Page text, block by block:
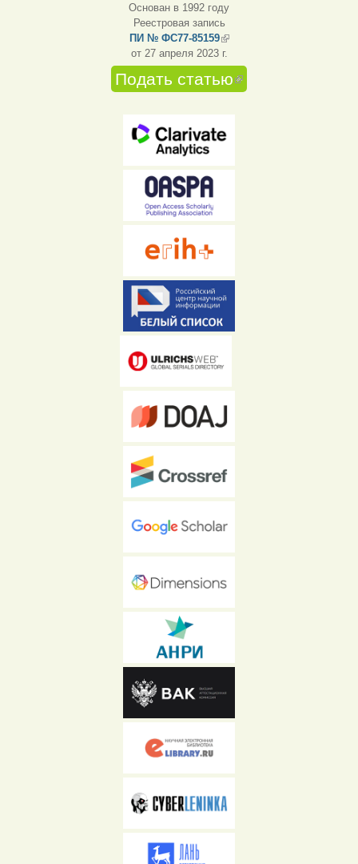
Основан в 1992 году
Реестровая запись
ПИ № ФС77-85159(внешняя ссылка)
от 27 апреля 2023 г.
Подать статью